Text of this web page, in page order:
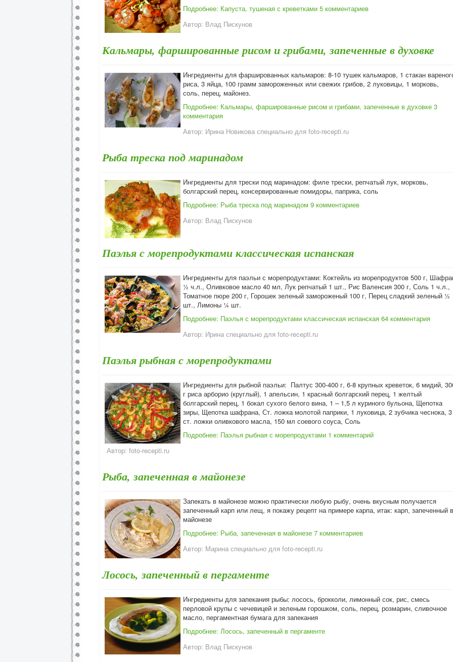
Подробнее: Капуста, тушеная с креветками 5 комментариев
Автор: Влад Пискунов
Кальмары, фаршированные рисом и грибами, запеченные в духовке
Ингредиенты для фаршированных кальмаров: 8-10 тушек кальмаров, 1 стакан
риса, 3 яйца, 100 грамм замороженных или свежих грибов, 2 луковицы, 1 морковь,
соль, перец, майонез.
Подробнее: Кальмары, фаршированные рисом и грибами, запеченные в духовке 3
комментария
Автор: Ирина Новикова специально для foto-recepti.ru
Рыба треска под маринадом
Ингредиенты для трески под маринадом: филе трески, репчатый лук, морковь,
болгарский перец, консервированные помидоры, паприка, соль
Подробнее: Рыба треска под маринадом 9 комментариев
Автор: Влад Пискунов
Паэлья с морепродуктами классическая испанская
Ингредиенты для паэльи с морепродуктами: Коктейль из морепродуктов 500 г,
½ ч.л., Оливковое масло 40 мл, Лук репчатый 1 шт., Рис Валенсия 300 г, Соль 1 ч.л.,
Томатное пюре 200 г, Горошек зеленый замороженый 100 г, Перец сладкий зеленый ½
шт., Лимоны ¼ шт.
Подробнее: Паэлья с морепродуктами классическая испанская 64 комментария
Автор: Ирина специально для foto-recepti.ru
Паэлья рыбная с морепродуктами
Ингредиенты для рыбной паэльи: Палтус 300-400 г, 6-8 крупных креветок, 6 мидий,
г риса арборио (круглый), 1 апельсин, 1 красный болгарский перец, 1 желтый
болгарский перец, 1 бокал сухого белого вина, 1 – 1,5 л куриного бульона, Щепотка
зиры, Щепотка шафрана, Ст. ложка молотой паприки, 1 луковица, 2 зубчика чеснока, 3
ст. ложки оливкового масла, 150 мл соевого соуса, Соль
Подробнее: Паэлья рыбная с морепродуктами 1 комментарий
Автор: foto-recepti.ru
Рыба, запеченная в майонезе
Запекать в майонезе можно практически любую рыбу, очень вкусным получается
запеченный карп или лещ, я покажу рецепт на примере карпа, итак: карп, запеченный в
майонезе
Подробнее: Рыба, запеченная в майонезе 7 комментариев
Автор: Марина специально для foto-recepti.ru
Лосось, запеченный в пергаменте
Ингредиенты для запекания рыбы: лосось, брокколи, лимонный сок, рис, смесь
перловой крупы с чечевицей и зеленым горошком, соль, перец, розмарин, сливочное
масло, пергаментная бумага для запекания
Подробнее: Лосось, запеченный в пергаменте
Автор: Влад Пискунов